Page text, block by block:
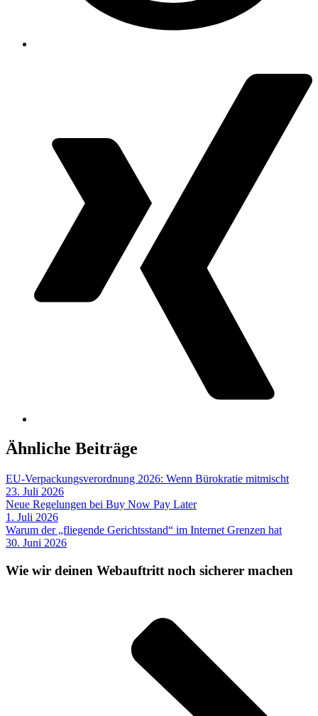
Ähnliche Beiträge
EU-Verpackungsverordnung 2026: Wenn Bürokratie mitmischt
23. Juli 2026
Neue Regelungen bei Buy Now Pay Later
1. Juli 2026
Warum der „fliegende Gerichtsstand“ im Internet Grenzen hat
30. Juni 2026
Wie wir deinen Webauftritt noch sicherer machen